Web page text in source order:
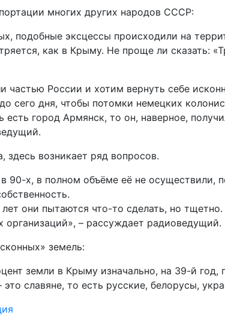
многих других народов СССР:
подобные эксцессы происходили на
как в Крыму. Не проще ли сказать:
России и хотим вернуть себе
дня, чтобы потомки немецких
город Армянск, то он, наверное,
возникает ряд вопросов.
90-х, в полном объёме её не осуществили,
они пытаются что-то сделать, но
организаций», – рассуждает радиоведущий.
земель:
земли в Крыму изначально, на 39-й
славяне, то есть русские, белорусы,